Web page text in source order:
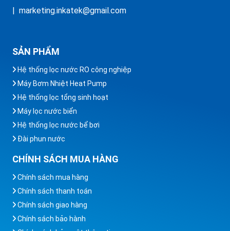
| marketing.inkatek@gmail.com
SẢN PHẨM
Hệ thống lọc nước RO công nghiệp
Máy Bơm Nhiệt Heat Pump
Hệ thống lọc tổng sinh hoạt
Máy lọc nước biển
Hệ thống lọc nước bể bơi
Đài phun nước
CHÍNH SÁCH MUA HÀNG
Chính sách mua hàng
Chính sách thanh toán
Chính sách giao hàng
Chính sách bảo hành